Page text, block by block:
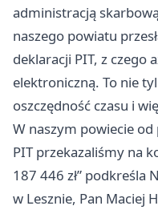
administracją
naszego powiatu
deklaracji PIT, z czego
elektroniczną. To nie
oszczędność czasu i
W naszym powiecie
PIT przekazaliśmy na
187 446 zł” podkreśla
w Lesznie, Pan Maciej